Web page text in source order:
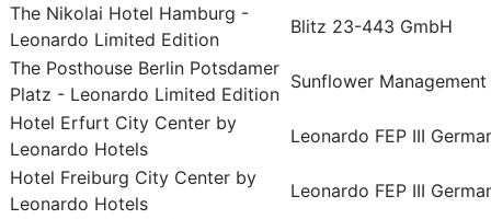
The Nikolai Hotel Hamburg -
Leonardo Limited Edition
Blitz 23-443 GmbH
The Posthouse Berlin Potsdamer
Platz - Leonardo Limited Edition
Sunflower Management
Hotel Erfurt City Center by
Leonardo Hotels
Leonardo FEP III
Hotel Freiburg City Center by
Leonardo Hotels
Leonardo FEP III